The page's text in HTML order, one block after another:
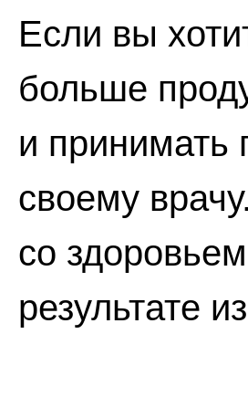
Если вы
больше
и принимать
своему
со
результате